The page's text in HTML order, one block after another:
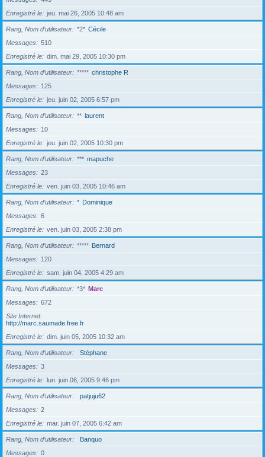
Enregistré le
jeu. mai 26, 2005 10:48 am
Rang, Nom d’utilisateur *2* Cécile
Messages
510
Enregistré le
dim. mai 29, 2005 10:30 pm
Rang, Nom d’utilisateur ***** christophe R
Messages
125
Enregistré le
jeu. juin 02, 2005 6:57 pm
Rang, Nom d’utilisateur ** laurent
Messages
10
Enregistré le
jeu. juin 02, 2005 10:30 pm
Rang, Nom d’utilisateur *** mapuche
Messages
23
Enregistré le
ven. juin 03, 2005 10:46 am
Rang, Nom d’utilisateur * Dominique
Messages
6
Enregistré le
ven. juin 03, 2005 2:38 pm
Rang, Nom d’utilisateur ***** Bernard
Messages
120
Enregistré le
sam. juin 04, 2005 4:29 am
Rang, Nom d’utilisateur *3* Marc
Messages
672
Site Internet
http://marc.saumade.free.fr
Enregistré le
dim. juin 05, 2005 10:32 am
Rang, Nom d’utilisateur
Stéphane
Messages
3
Enregistré le
lun. juin 06, 2005 9:46 pm
Rang, Nom d’utilisateur
patjuju62
Messages
2
Enregistré le
mar. juin 07, 2005 6:42 am
Rang, Nom d’utilisateur
Banquo
Messages
0